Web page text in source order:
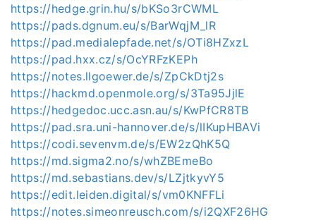
https://hedge.grin.hu/s/bKSo3rCWML
https://pads.dgnum.eu/s/BarWqjM_lR
https://pad.medialepfade.net/s/OTi8HZxzL
https://pad.hxx.cz/s/OcYRFzKEPh
https://notes.llgoewer.de/s/ZpCkDtj2s
https://hackmd.openmole.org/s/3Ta95JjlE
https://hedgedoc.ucc.asn.au/s/KwPfCR8TB
https://pad.sra.uni-hannover.de/s/lIKupHBAVi
https://codi.sevenvm.de/s/EW2zQhK5Q
https://md.sigma2.no/s/whZBEmeBo
https://md.sebastians.dev/s/LZjtkyvY5
https://edit.leiden.digital/s/vm0KNFFLi
https://notes.simeonreusch.com/s/i2QXF26HG